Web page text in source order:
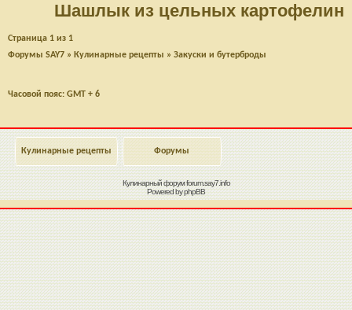
Шашлык из цельных картофелин
Страница 1 из 1
Форумы SAY7 » Кулинарные рецепты » Закуски и бутерброды
Часовой пояс: GMT + 6
Кулинарные рецепты Форумы
Кулинарный форумforum.say7.info
Powered byphpBB